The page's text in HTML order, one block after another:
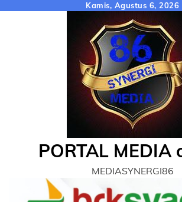
Kamis, Agustus 6, 2026
PORTAL MEDIA
MEDIASYNERGI86